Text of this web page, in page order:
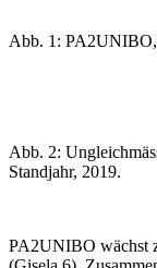
Abb. 1:
Abb. 2:
Standjahr, 2019.
PA2UNIBO wächst